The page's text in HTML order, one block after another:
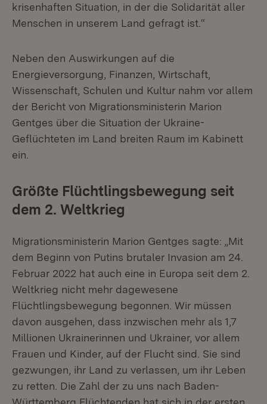
krisenhaften Situation, in der die Solidarität aller
Menschen in unserem Land gefragt ist.“
Neben den Auswirkungen auf die
Energieversorgung, Finanzen, Wirtschaft,
Wissenschaft, Schulen und Kultur nahm vor allem
der Bericht von Migrationsministerin Marion
Gentges über die Situation der Ukraine-
Geflüchteten im Land breiten Raum im Kabinett
ein.
Größte Flüchtlingsbewegung seit
dem 2. Weltkrieg
Migrationsministerin Marion Gentges sagte: „Mit
dem Beginn von Putins brutaler Invasion am 24.
Februar 2022 hat auch eine in Europa seit dem 2.
Weltkrieg nicht mehr dagewesene
Flüchtlingsbewegung begonnen. Wir müssen
davon ausgehen, dass inzwischen mehr als 1,7
Millionen Ukrainerinnen und Ukrainer, vor allem
Frauen und Kinder, auf der Flucht sind. Sie sind
gezwungen, ihr Land zu verlassen, um ihr Leben
zu retten. Die Zahl der zu uns nach Baden-